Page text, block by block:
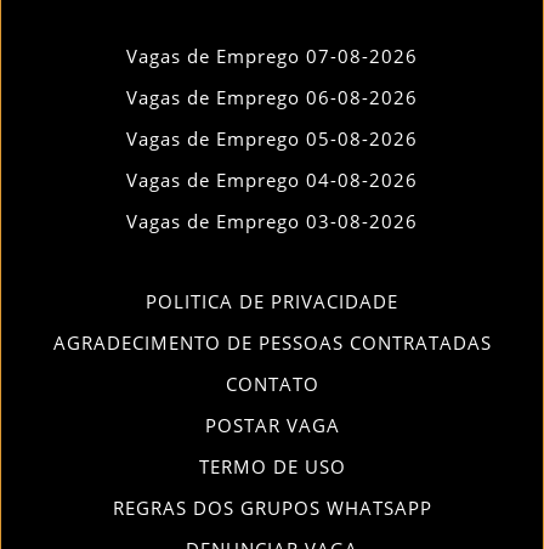
Vagas de Emprego 07-08-2026
Vagas de Emprego 06-08-2026
Vagas de Emprego 05-08-2026
Vagas de Emprego 04-08-2026
Vagas de Emprego 03-08-2026
POLITICA DE PRIVACIDADE
AGRADECIMENTO DE PESSOAS CONTRATADAS
CONTATO
POSTAR VAGA
TERMO DE USO
REGRAS DOS GRUPOS WHATSAPP